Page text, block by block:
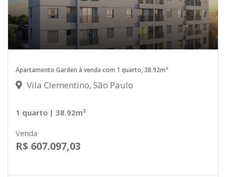
Apartamento Garden à venda com 1 quarto, 38.92m²
Vila Clementino, São Paulo
1 quarto | 38.92m²
Venda
R$ 607.097,03